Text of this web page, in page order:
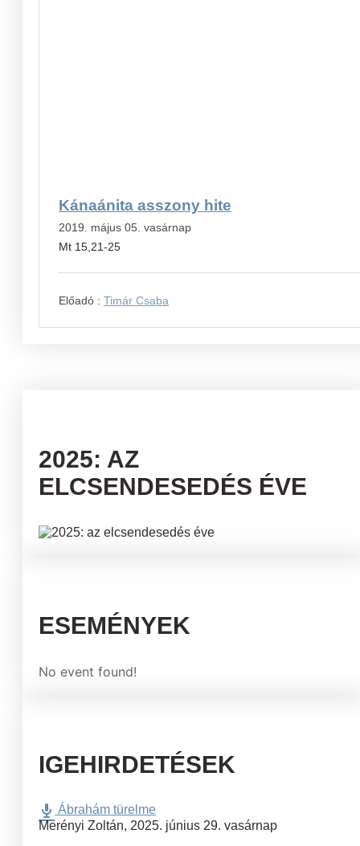
Kánaánita asszony hite
2019. május 05. vasárnap
Mt 15,21-25
Előadó : Timár Csaba
2025: AZ
ELCSENDESEDÉS ÉVE
ESEMÉNYEK
No event found!
IGEHIRDETÉSEK
Ábrahám türelme
Merényi Zoltán, 2025. június 29. vasárnap